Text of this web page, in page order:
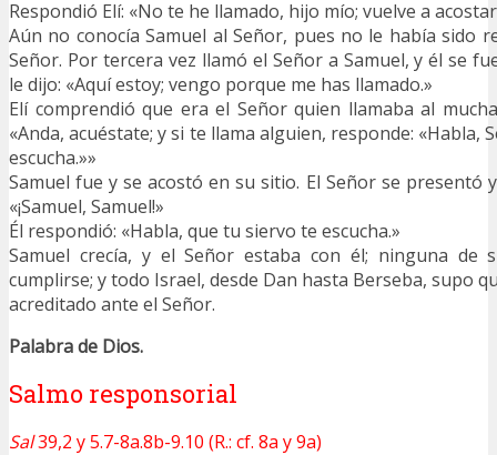
Respondió Elí: «No te he llamado, hijo mío; vuelve a
Aún no conocía Samuel al Señor, pues no le había sido
Señor. Por tercera vez llamó el Señor a Samuel, y él se
le dijo: «Aquí estoy; vengo porque me has llamado.»
Elí comprendió que era el Señor quien llamaba al
«Anda, acuéstate; y si te llama alguien, responde: «Habla,
escucha.»»
Samuel fue y se acostó en su sitio. El Señor se presentó
«¡Samuel, Samuel!»
Él respondió: «Habla, que tu siervo te escucha.»
Samuel crecía, y el Señor estaba con él; ninguna de
cumplirse; y todo Israel, desde Dan hasta Berseba, supo
acreditado ante el Señor.
Palabra de Dios.
Salmo responsorial
Sal39,2 y 5.7-8a.8b-9.10 (R.: cf. 8a y 9a)